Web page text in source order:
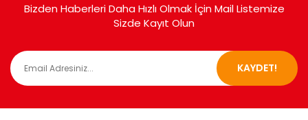
Bizden Haberleri Daha Hızlı Olmak İçin Mail Listemize
Sizde Kayıt Olun
KAYDET!